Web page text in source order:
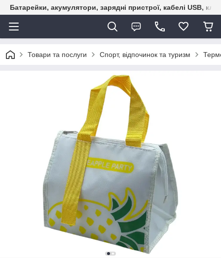
Батарейки, акумулятори, зарядні пристрої, кабелі USB,
Товари та послуги Спорт, відпочинок та туризм